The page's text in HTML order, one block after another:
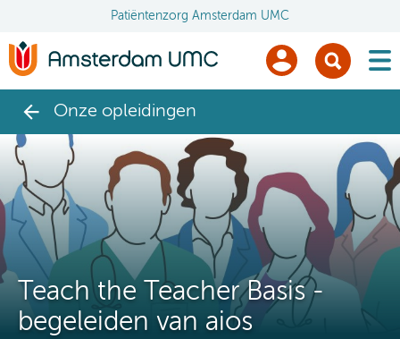
Patiëntenzorg Amsterdam UMC
Onze opleidingen
Teach the Teacher Basis -
begeleiden van aios